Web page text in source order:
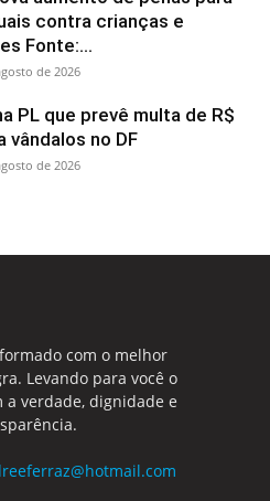
contra crianças e
Fonte:...
de 2026
PL que prevê multa de R$
vândalos no DF
de 2026
com o melhor
Levando para você o
a verdade, dignidade e